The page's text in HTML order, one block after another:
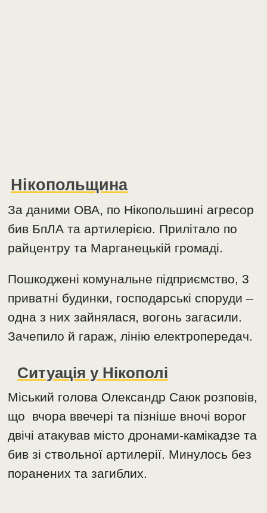
Нікопольщина
За даними ОВА, по Нікопольшині агресор
бив БпЛА та артилерією. Прилітало по
райцентру та Марганецькій громаді.
Пошкоджені комунальне підприємство, 3
приватні будинки, господарські споруди –
одна з них зайнялася, вогонь загасили.
Зачепило й гараж, лінію електропередач.
Ситуація у Нікополі
Міський голова Олександр Саюк розповів,
що вчора ввечері та пізніше вночі ворог
двічі атакував місто дронами-камікадзе та
бив зі ствольної артилерії. Минулось без
поранених та загиблих.